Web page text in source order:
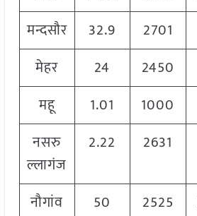
मन्दसौर
32.9 2701
मेहर
24 2450
महू
1.01 1000
नसरु
ल्लागंज
2.22 2631
नौगांव 50 2525